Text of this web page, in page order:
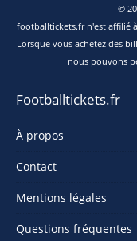
©
footballtickets.fr n'est affilié
Lorsque vous achetez des
nous pouvons
Footballtickets.fr
À propos
Contact
Mentions légales
Questions fréquentes